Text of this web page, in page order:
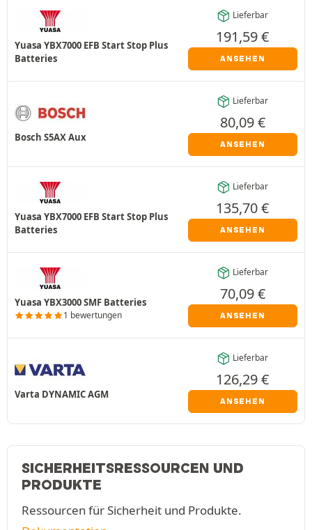
Yuasa YBX7000 EFB Start Stop Plus
Batteries
Lieferbar
191,59€
ANSEHEN
Bosch S5AX Aux
Lieferbar
80,09€
ANSEHEN
Yuasa YBX7000 EFB Start Stop Plus
Batteries
Lieferbar
135,70€
ANSEHEN
Yuasa YBX3000 SMF Batteries
1 bewertungen
Lieferbar
70,09€
ANSEHEN
Varta DYNAMIC AGM
Lieferbar
126,29€
ANSEHEN
SICHERHEITSRESSOURCEN UND
PRODUKTE
Ressourcen für Sicherheit und Produkte.